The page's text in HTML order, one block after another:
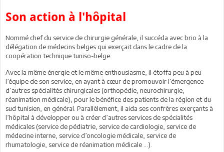
Son action à l'hôpital
Nommé chef du service de chirurgie générale, il succéda avec brio à la
délégation de médecins belges qui exerçait dans le cadre de la
coopération technique tuniso-belge.
Avec la même énergie et le même enthousiasme, il étoffa peu à peu
l’équipe de son service, en ayant à cœur de promouvoir l’émergence
d’autres spécialités chirurgicales (orthopédie, neurochirurgie,
réanimation médicale), pour le bénéfice des patients de la région et du
sud tunisien, en général. Parallèlement, il aida ses confrères exerçants à
l’hôpital à développer ou à créer d’autres services de spécialités
médicales (service de pédiatrie, service de cardiologie, service de
médecine interne, service d’oncologie médicale, service de
rhumatologie, service de réanimation médicale …).